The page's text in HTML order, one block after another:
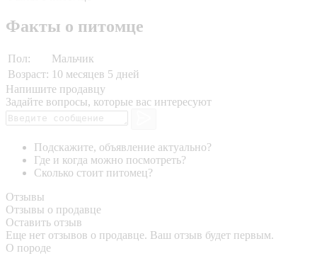
Факты о питомце
Пол:
Мальчик
Возраст: 10 месяцев 5 дней
Напишите продавцу
Задайте вопросы, которые вас интересуют
Подскажите, объявление актуально?
Где и когда можно посмотреть?
Сколько стоит питомец?
Отзывы
Отзывы о продавце
Оставить отзыв
Еще нет отзывов о продавце. Ваш отзыв будет первым.
О породе